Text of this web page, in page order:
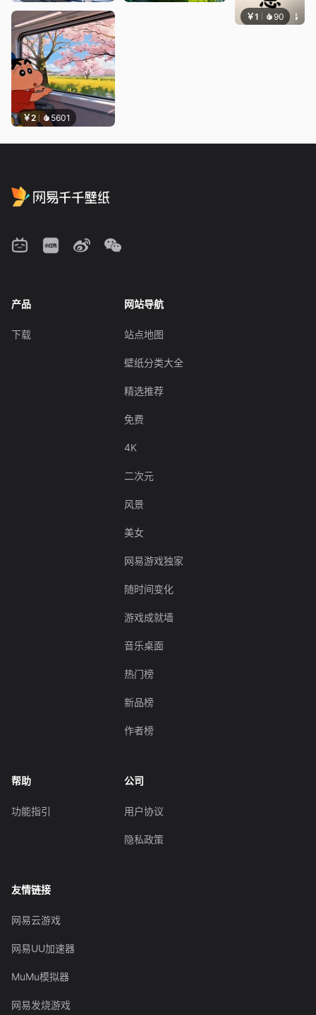
￥2 5601
￥1 90 可可
产品
下载
网站导航
站点地图
壁纸分类大全
精选推荐
免费
4K
二次元
风景
美女
网易游戏独家
随时间变化
游戏成就墙
音乐桌面
热门榜
新品榜
作者榜
帮助
功能指引
公司
用户协议
隐私政策
友情链接
网易云游戏
网易UU加速器
MuMu模拟器
网易发烧游戏